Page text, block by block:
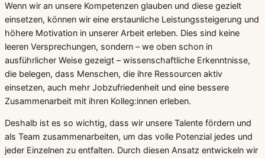
Wenn wir an unsere Kompetenzen glauben und diese gezielt
einsetzen, können wir eine erstaunliche Leistungssteigerung und
höhere Motivation in unserer Arbeit erleben. Dies sind keine
leeren Versprechungen, sondern – we oben schon in
ausführlicher Weise gezeigt – wissenschaftliche Erkenntnisse,
die belegen, dass Menschen, die ihre Ressourcen aktiv
einsetzen, auch mehr Jobzufriedenheit und eine bessere
Zusammenarbeit mit ihren Kolleg:innen erleben.
Deshalb ist es so wichtig, dass wir unsere Talente fördern und
als Team zusammenarbeiten, um das volle Potenzial jedes und
jeder Einzelnen zu entfalten. Durch diesen Ansatz entwickeln wir